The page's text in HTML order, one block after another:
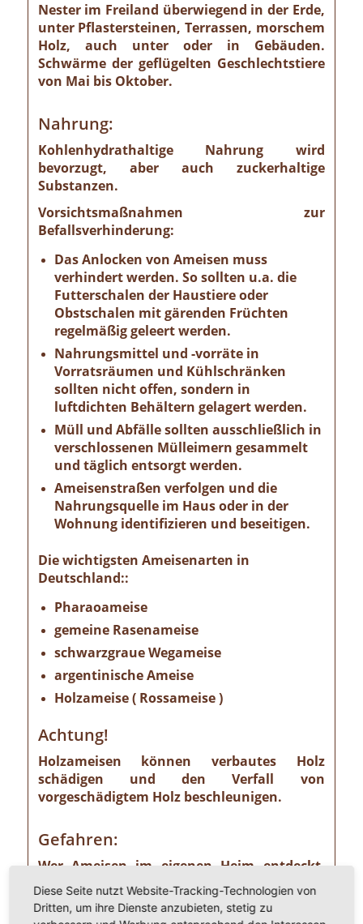
Nester im Freiland überwiegend in der Erde,
unter Pflastersteinen, Terrassen, morschem
Holz, auch unter oder in Gebäuden.
Schwärme der geflügelten Geschlechtstiere
von Mai bis Oktober.
Nahrung:
Kohlenhydrathaltige Nahrung wird
bevorzugt, aber auch zuckerhaltige
Substanzen.
Vorsichtsmaßnahmen zur
Befallsverhinderung:
Das Anlocken von Ameisen muss
verhindert werden. So sollten u.a. die
Futterschalen der Haustiere oder
Obstschalen mit gärenden Früchten
regelmäßig geleert werden.
Nahrungsmittel und -vorräte in
Vorratsräumen und Kühlschränken
sollten nicht offen, sondern in
luftdichten Behältern gelagert werden.
Müll und Abfälle sollten ausschließlich in
verschlossenen Mülleimern gesammelt
und täglich entsorgt werden.
Ameisenstraßen verfolgen und die
Nahrungsquelle im Haus oder in der
Wohnung identifizieren und beseitigen.
Die wichtigsten Ameisenarten in
Deutschland::
Pharaoameise
gemeine Rasenameise
schwarzgraue Wegameise
argentinische Ameise
Holzameise ( Rossameise )
Achtung!
Holzameisen können verbautes Holz
schädigen und den Verfall von
vorgeschädigtem Holz beschleunigen.
Gefahren:
Wer Ameisen im eigenen Heim entdeckt,
sollte die Gefahr ernst nehmen. Einige
Ameisenarten sind nämlich Vorrats- und
Materialschädlinge, von denen ein nicht zu
Diese Seite nutzt Website-Tracking-Technologien von
Dritten, um ihre Dienste anzubieten, stetig zu